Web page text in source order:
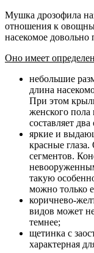
Мушка дрозофила
отношения к
насекомое довольно
Оно имеет
небольшие
длина
При этом
женского пола
составляет
яркие и
красные
сегментов.
такую
можно только
коричнево-
видов может
темнее;
щетинка с
характерная